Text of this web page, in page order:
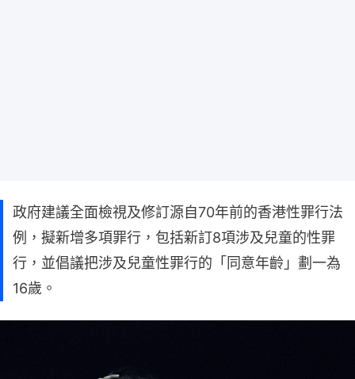
政府建議全面檢視及修訂源自70年前的香港性罪行法
例，擬新增多項罪行，包括新訂8項涉及兒童的性罪
行，並倡議把涉及兒童性罪行的「同意年齡」劃一為
16歲。